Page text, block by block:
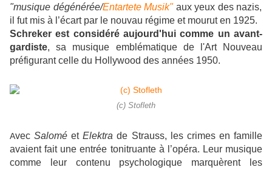
"musique dégénérée/Entartete Musik" aux yeux des nazis,
il fut mis à l’écart par le nouvau régime et mourut en 1925.
Schreker est considéré aujourd'hui comme un avant-
gardiste, sa musique emblématique de l'Art Nouveau
préfigurant celle du Hollywood des années 1950.
(c) Stofleth
AvecSalomé etElektra de Strauss, les crimes en famille
avaient fait une entrée tonitruante à l’opéra. Leur musique
comme leur contenu psychologique marquèrent les